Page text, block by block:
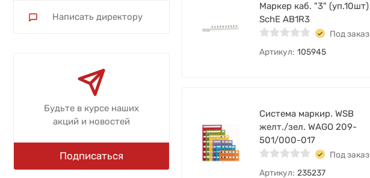
Написать директору
Будьте в курсе наших
акций и новостей
Подписаться
Маркер каб. "3" (уп.10шт)
SchE AB1R3
Под заказ
Артикул: 105945
Система маркир. WSB
желт./зел. WAGO 209-
501/000-017
Под заказ
Артикул: 235237